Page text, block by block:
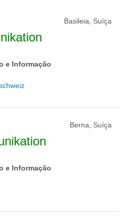
Basileia, Suíça
e Informação
Berna, Suíça
e Informação